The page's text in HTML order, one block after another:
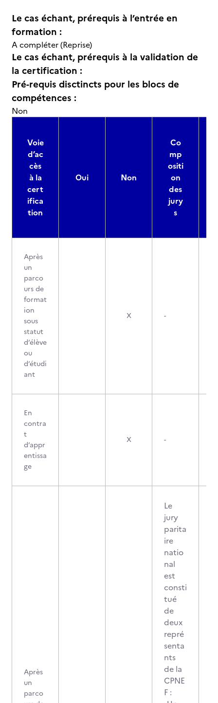
Le cas échant, prérequis à l’entrée en
formation :
A compléter (Reprise)
Le cas échant, prérequis à la validation de
la certification :
Pré-requis disctincts pour les blocs de
compétences :
Non
Voie
d’ac
cès
à la
cert
ifica
tion
Oui Non
Co
mp
ositi
on
des
jury
s
Après
un
parco
urs de
format
ion
sous
statut
d’élève
ou
d’étudi
ant
X -
En
contra
t
d’appr
entissa
ge
X -
Après
un
parco
Le
jury
parita
ire
natio
nal
est
consti
tué
de
deux
repré
senta
nts
de la
CPNE
F :